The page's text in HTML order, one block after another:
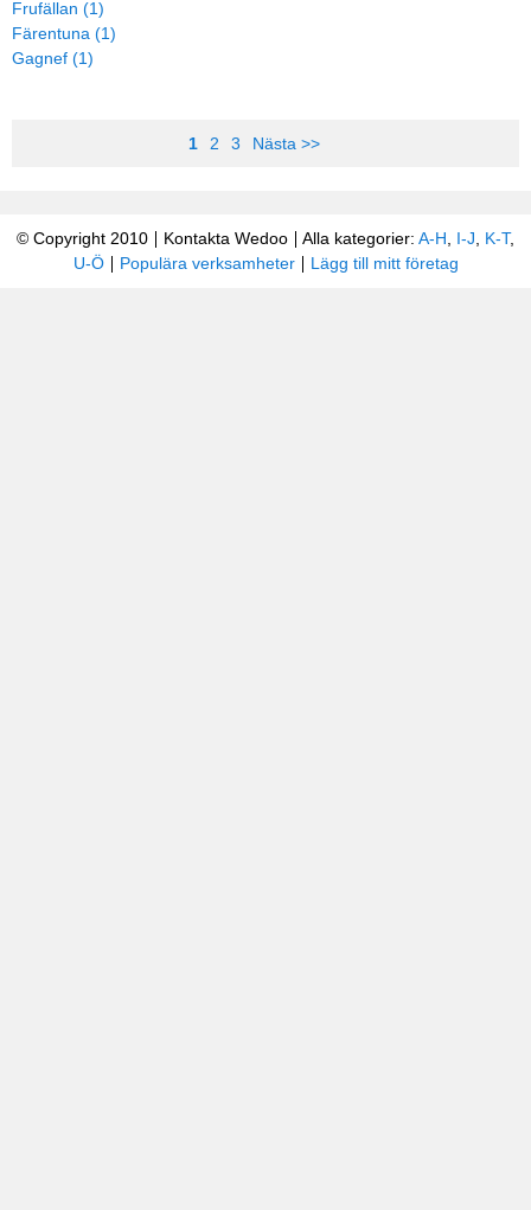
Frufällan (1)
Färentuna (1)
Gagnef (1)
1 2 3 Nästa >>
© Copyright 2010 Kontakta Wedoo Alla kategorier: A-H I-J K-T,
U-Ö
Populära verksamheter Lägg till mitt företag